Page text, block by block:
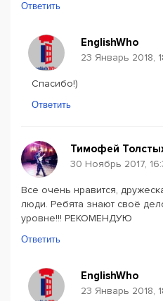
Ответить
EnglishWho
23 Январь 2018,
Спасибо!)
Ответить
Тимофей
30 Ноябрь 2017,
Все очень нравится,
люди. Ребята знают своё
уровне!!! РЕКОМЕНДУЮ
Ответить
EnglishWho
23 Январь 2018,